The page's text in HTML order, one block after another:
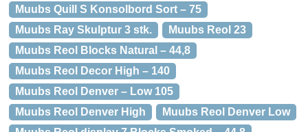
Muubs Quill S Konsolbord Sort – 75
Muubs Ray Skulptur 3 stk.
Muubs Reol 23
Muubs Reol Blocks Natural – 44,8
Muubs Reol Decor High – 140
Muubs Reol Denver – Low 105
Muubs Reol Denver High
Muubs Reol Denver Low